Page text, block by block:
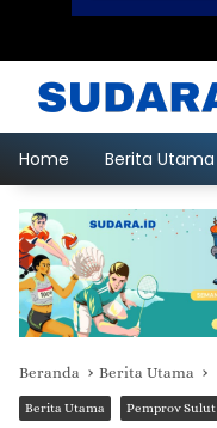
Home Berita Utama
Beranda Berita Utama
Berita Utama Pemprov Sulut